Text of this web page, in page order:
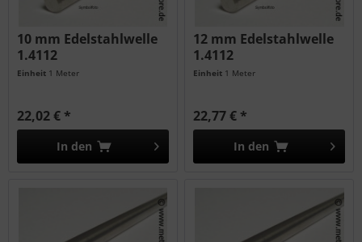
10 mm Edelstahlwelle
1.4112
Einheit 1 Meter
22,02 € *
In den
12 mm Edelstahlwelle
1.4112
Einheit 1 Meter
22,77 € *
In den